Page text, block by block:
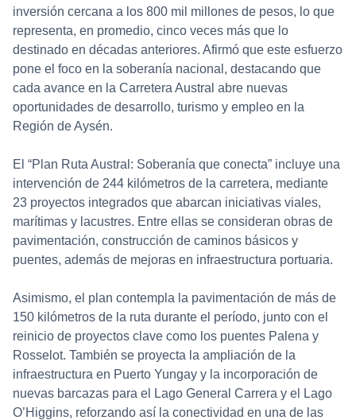
inversión cercana a los 800 mil millones de pesos, lo que
representa, en promedio, cinco veces más que lo
destinado en décadas anteriores. Afirmó que este esfuerzo
pone el foco en la soberanía nacional, destacando que
cada avance en la Carretera Austral abre nuevas
oportunidades de desarrollo, turismo y empleo en la
Región de Aysén.
El “Plan Ruta Austral: Soberanía que conecta” incluye una
intervención de 244 kilómetros de la carretera, mediante
23 proyectos integrados que abarcan iniciativas viales,
marítimas y lacustres. Entre ellas se consideran obras de
pavimentación, construcción de caminos básicos y
puentes, además de mejoras en infraestructura portuaria.
Asimismo, el plan contempla la pavimentación de más de
150 kilómetros de la ruta durante el período, junto con el
reinicio de proyectos clave como los puentes Palena y
Rosselot. También se proyecta la ampliación de la
infraestructura en Puerto Yungay y la incorporación de
nuevas barcazas para el Lago General Carrera y el Lago
O’Higgins, reforzando así la conectividad en una de las